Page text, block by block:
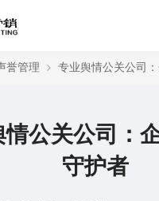
誉管理 专业舆情公关公司
情公关公司：
守护者